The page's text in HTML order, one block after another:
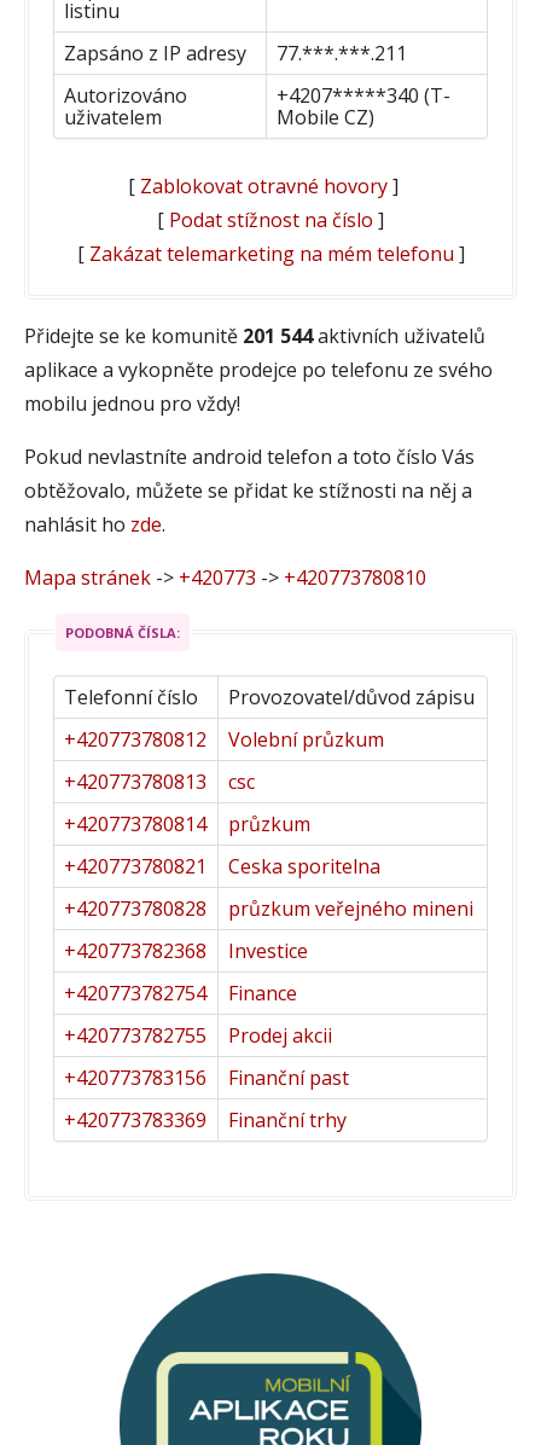
listinu
Zapsáno z IP adresy
77.***.***.211
Autorizováno
uživatelem
+4207*****340 (T-
Mobile CZ)
[ Zablokovat otravné hovory]
[ Podat stížnost na číslo ]
[ Zakázat telemarketing na mém telefonu ]
Přidejte se ke komunitě 201 544aktivních uživatelů
aplikace a vykopněte prodejce po telefonu ze svého
mobilu jednou pro vždy!
Pokud nevlastníte android telefon a toto číslo Vás
obtěžovalo, můžete se přidat ke stížnosti na něj a
nahlásit ho zde.
Mapa stránek -> +420773 -> +420773780810
PODOBNÁ ČÍSLA:
Telefonní číslo
Provozovatel/důvod zápisu
+420773780812
Volební průzkum
+420773780813
csc
+420773780814
průzkum
+420773780821
Ceska sporitelna
+420773780828
průzkum veřejného mineni
+420773782368
Investice
+420773782754
Finance
+420773782755
Prodej akcii
+420773783156
Finanční past
+420773783369
Finanční trhy